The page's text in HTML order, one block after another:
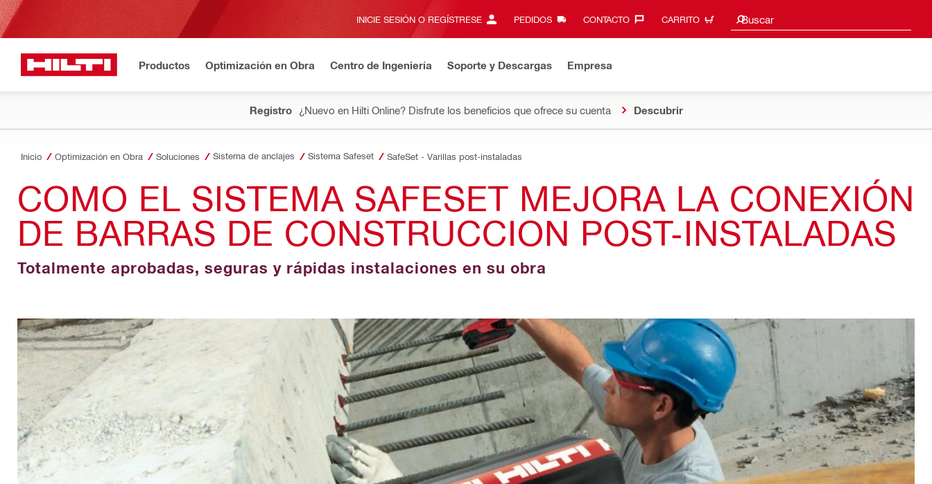
INICIE SESIÓN O REGÍSTRESE PEDIDOS CONTACTO‎ CARRITO Buscar
Sugerencias de búsqueda
Productos Optimización en Obra Centro de Ingeniería Soporte y Descargas Empresa
Registro ¿Nuevo en Hilti Online? Disfrute los beneficios que ofrece su cuenta Descubrir
Inicio Optimización en Obra Soluciones Sistema de anclajes Sistema Safeset SafeSet - Varillas post-instaladas
COMO EL SISTEMA SAFESET MEJORA LA CONEXIÓN
DE BARRAS DE CONSTRUCCION POST-INSTALADAS
Totalmente aprobadas, seguras y rápidas instalaciones en su obra